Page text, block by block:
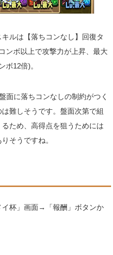
ルは【落ちコンなし】回復タ
ンボ以上で攻撃力が上昇、最大
ボ12倍)。
面に落ちコンなしの制約がつく
難しそうです。盤面次第で組
ため、高得点を狙うためには
そうですね。
イ杯」画面→「報酬」ボタンか